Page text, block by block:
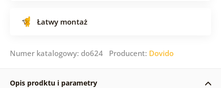
Łatwy montaż
Numer katalogowy: do624 Producent: Dovido
Opis prodktu i parametry